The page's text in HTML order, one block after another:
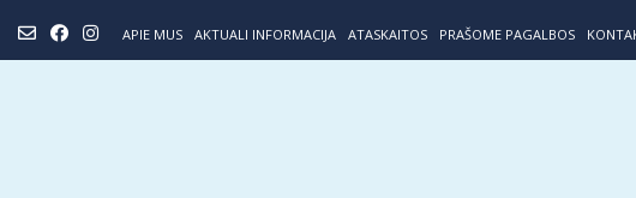
content
APIE MUS AKTUALI INFORMACIJA ATASKAITOS PRAŠOME PAGALBOS